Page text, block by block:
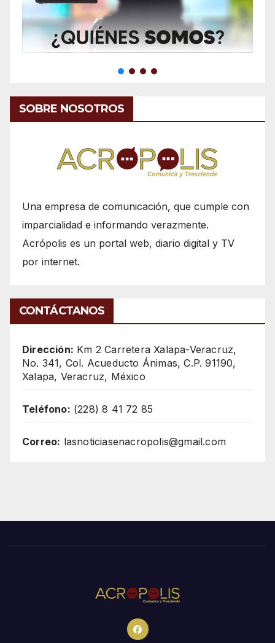
SOBRE NOSOTROS
Una empresa de comunicación, que cumple con
imparcialidad e informando verazmente.
Acrópolis es un portal web, diario digital y TV
por internet.
CONTÁCTANOS
Dirección: Km 2 Carretera Xalapa-Veracruz,
No. 341, Col. Acueducto Ánimas, C.P. 91190,
Xalapa, Veracruz, México
Teléfono: (228) 8 41 72 85
Correo: lasnoticiasenacropolis@gmail.com